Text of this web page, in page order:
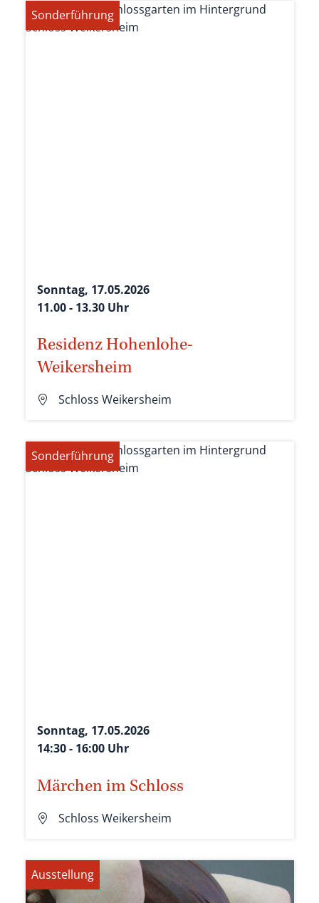
Sonderführung
Sonntag, 17.05.2026
11.00 - 13.30 Uhr
Residenz Hohenlohe-
Weikersheim
Schloss Weikersheim
Sonderführung
Sonntag, 17.05.2026
14:30 - 16:00 Uhr
Märchen im Schloss
Schloss Weikersheim
Ausstellung